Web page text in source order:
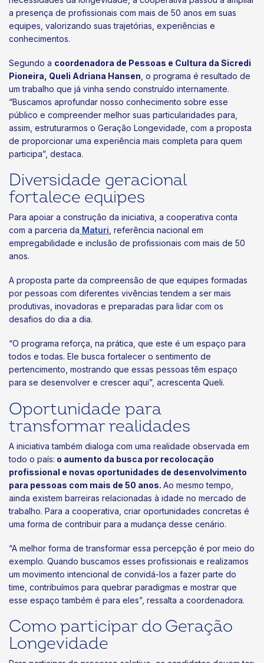
a presença de profissionais com mais de 50 anos em suas
equipes, valorizando suas trajetórias, experiências e
conhecimentos.
Segundo a coordenadora de Pessoas e Cultura da Sicredi
Pioneira, Queli Adriana Hansen , o programa é resultado de
um trabalho que já vinha sendo construído internamente.
“Buscamos aprofundar nosso conhecimento sobre esse
público e compreender melhor suas particularidades para,
assim, estruturarmos o Geração Longevidade, com a proposta
de proporcionar uma experiência mais completa para quem
participa”, destaca.
Diversidade geracional
fortalece equipes
Para apoiar a construção da iniciativa, a cooperativa conta
com a parceria da Maturi , referência nacional em
empregabilidade e inclusão de profissionais com mais de 50
anos.
A proposta parte da compreensão de que equipes formadas
por pessoas com diferentes vivências tendem a ser mais
produtivas, inovadoras e preparadas para lidar com os
desafios do dia a dia.
“O programa reforça, na prática, que este é um espaço para
todos e todas. Ele busca fortalecer o sentimento de
pertencimento, mostrando que essas pessoas têm espaço
para se desenvolver e crescer aqui”, acrescenta Queli.
Oportunidade para
transformar realidades
A iniciativa também dialoga com uma realidade observada em
todo o país: o aumento da busca por recolocação
profissional e novas oportunidades de desenvolvimento
para pessoas com mais de 50 anos. Ao mesmo tempo,
ainda existem barreiras relacionadas à idade no mercado de
trabalho. Para a cooperativa, criar oportunidades concretas é
uma forma de contribuir para a mudança desse cenário.
“A melhor forma de transformar essa percepção é por meio do
exemplo. Quando buscamos esses profissionais e realizamos
um movimento intencional de convidá-los a fazer parte do
time, contribuímos para quebrar paradigmas e mostrar que
esse espaço também é para eles”, ressalta a coordenadora.
Como participar do Geração
Longevidade